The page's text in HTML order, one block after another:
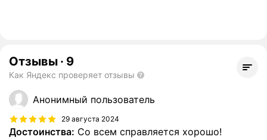
Отзывы · 9
Как Яндекс проверяет отзывы
Анонимный пользователь
29 августа 2024
Достоинства: Со всем справляется хорошо!